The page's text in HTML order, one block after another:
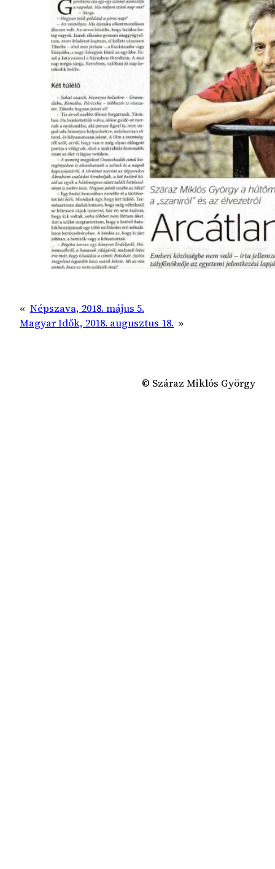
« Népszava, 2018. május 5.
Magyar Idők, 2018. augusztus 18. »
© Száraz Miklós György